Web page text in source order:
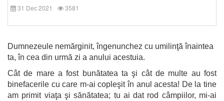
31 Dec 2021 3581
Dumnezeule nemărginit, îngenunchez cu umilinţă înaintea
ta, în cea din urmă zi a anului acestuia.
Cât de mare a fost bunătatea ta şi cât de multe au fost
binefacerile cu care m-ai copleşit în anul acesta! De la tine
am primit viaţa şi sănătatea; tu ai dat rod câmpiilor, mi-ai